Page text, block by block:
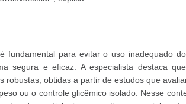
fundamental para evitar o uso inadequado
segura e eficaz. A especialista destaca
robustas, obtidas a partir de estudos que
ou o controle glicêmico isolado. Nesse